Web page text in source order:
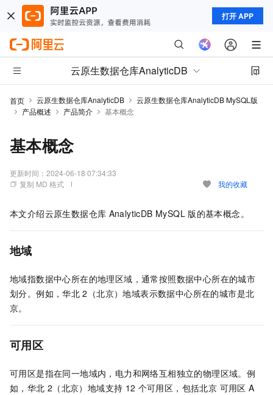
打开 APP
云原生数据仓库AnalyticDB
首页 云原生数据仓库AnalyticDB
云原生数据仓库AnalyticDB MySQL版
产品概述
产品简介 基本概念
基本概念
更新时间： 2024-06-18 07:34:33
复制 MD 格式
我的收藏
本文介绍云原生数据仓库 AnalyticDB MySQL 版的基本概念。
地域
地域指数据中心所在的地理区域，通常按照数据中心所在的城市
划分。例如，华北 2（北京）地域表示数据中心所在的城市是北
京。
可用区
可用区是指在同一地域内，电力和网络互相独立的物理区域。例
如，华北 2（北京）地域支持 12 个可用区，包括北京 可用区 A